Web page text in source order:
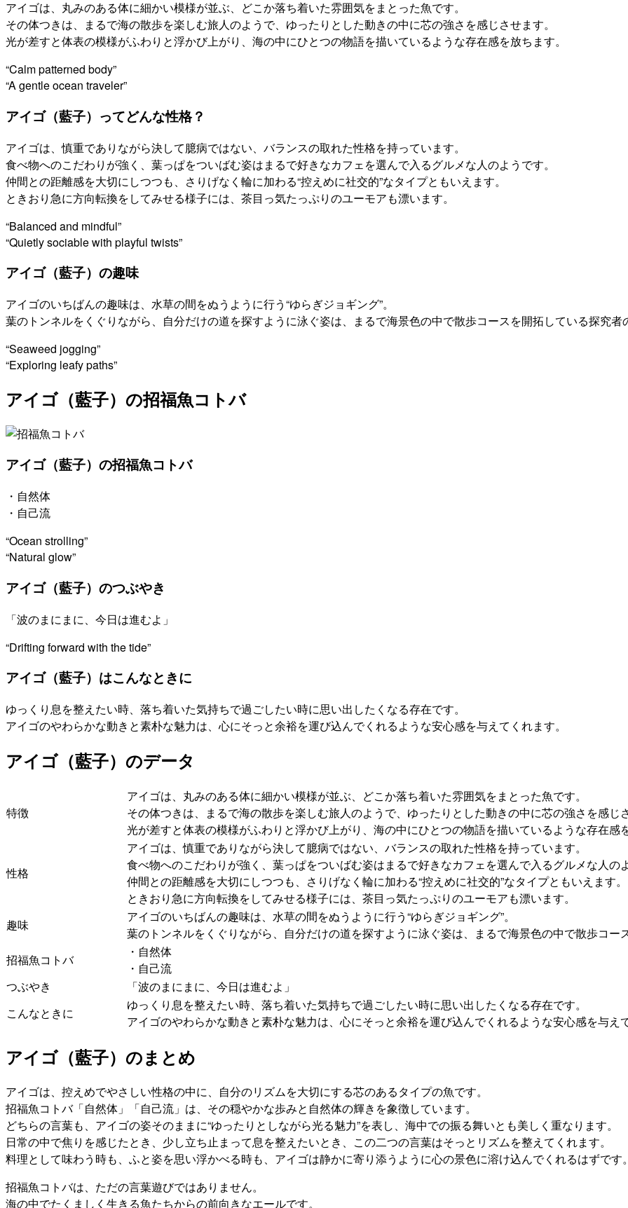
アイゴは、丸みのある体に細かい模様が並ぶ、どこか落ち着いた雰囲気をまとった魚です。
その体つきは、まるで海の散歩を楽しむ旅人のようで、ゆったりとした動きの中に芯の強さを感じさせます。
光が差すと体表の模様がふわりと浮かび上がり、海の中にひとつの物語を描いているような存在感を放ちます。
“Calm patterned body”
“A gentle ocean traveler”
アイゴ（藍子）ってどんな性格？
アイゴは、慎重でありながら決して臆病ではない、バランスの取れた性格を持っています。
食べ物へのこだわりが強く、葉っぱをついばむ姿はまるで好きなカフェを選んで入るグルメな人のようです。
仲間との距離感を大切にしつつも、さりげなく輪に加わる“控えめに社交的”なタイプともいえます。
ときおり急に方向転換をしてみせる様子には、茶目っ気たっぷりのユーモアも漂います。
“Balanced and mindful”
“Quietly sociable with playful twists”
アイゴ（藍子）の趣味
アイゴのいちばんの趣味は、水草の間をぬうように行う“ゆらぎジョギング”。
葉のトンネルをくぐりながら、自分だけの道を探すように泳ぐ姿は、まるで海景色の中で散歩コースを開拓している探究者
“Seaweed jogging”
“Exploring leafy paths”
アイゴ（藍子）の招福魚コトバ
アイゴ（藍子）の招福魚コトバ
・自然体
・自己流
“Ocean strolling”
“Natural glow”
アイゴ（藍子）のつぶやき
「波のまにまに、今日は進むよ」
“Drifting forward with the tide”
アイゴ（藍子）はこんなときに
ゆっくり息を整えたい時、落ち着いた気持ちで過ごしたい時に思い出したくなる存在です。
アイゴのやわらかな動きと素朴な魅力は、心にそっと余裕を運び込んでくれるような安心感を与えてくれます。
アイゴ（藍子）のデータ
特徴
アイゴは、丸みのある体に細かい模様が並ぶ、どこか落ち着いた雰囲気をまとった魚です。
その体つきは、まるで海の散歩を楽しむ旅人のようで、ゆったりとした動きの中に芯の強さを感じ
光が差すと体表の模様がふわりと浮かび上がり、海の中にひとつの物語を描いているような存在感
性格
アイゴは、慎重でありながら決して臆病ではない、バランスの取れた性格を持っています。
食べ物へのこだわりが強く、葉っぱをついばむ姿はまるで好きなカフェを選んで入るグルメな人の
仲間との距離感を大切にしつつも、さりげなく輪に加わる“控えめに社交的”なタイプともいえます。
ときおり急に方向転換をしてみせる様子には、茶目っ気たっぷりのユーモアも漂います。
趣味
アイゴのいちばんの趣味は、水草の間をぬうように行う“ゆらぎジョギング”。
葉のトンネルをくぐりながら、自分だけの道を探すように泳ぐ姿は、まるで海景色の中で散歩コー
招福魚コトバ
・自然体
・自己流
つぶやき
「波のまにまに、今日は進むよ」
こんなときに
ゆっくり息を整えたい時、落ち着いた気持ちで過ごしたい時に思い出したくなる存在です。
アイゴのやわらかな動きと素朴な魅力は、心にそっと余裕を運び込んでくれるような安心感を与え
アイゴ（藍子）のまとめ
アイゴは、控えめでやさしい性格の中に、自分のリズムを大切にする芯のあるタイプの魚です。
招福魚コトバ「自然体」「自己流」は、その穏やかな歩みと自然体の輝きを象徴しています。
どちらの言葉も、アイゴの姿そのままに“ゆったりとしながら光る魅力”を表し、海中での振る舞いとも美しく重なります。
日常の中で焦りを感じたとき、少し立ち止まって息を整えたいとき、この二つの言葉はそっとリズムを整えてくれます。
料理として味わう時も、ふと姿を思い浮かべる時も、アイゴは静かに寄り添うように心の景色に溶け込んでくれるはずです。
招福魚コトバは、ただの言葉遊びではありません。
海の中でたくましく生きる魚たちからの前向きなエールです。